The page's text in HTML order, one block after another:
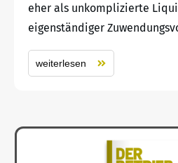
eher als unkomplizierte
eigenständiger
weiterlesen